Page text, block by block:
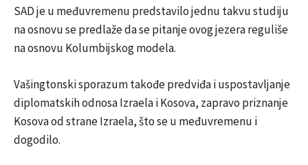
SAD je u međuvremenu predstavilo jednu takvu studiju
na osnovu se predlaže da se pitanje ovog jezera reguliše
na osnovu Kolumbijskog modela.
Vašingtonski sporazum takođe predviđa i uspostavljanje
diplomatskih odnosa Izraela i Kosova, zapravo priznanje
Kosova od strane Izraela, što se u međuvremenu i
dogodilo.